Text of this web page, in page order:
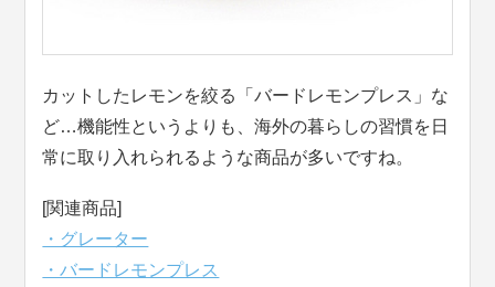
カットしたレモンを絞る「バードレモンプレス」な
ど…機能性というよりも、海外の暮らしの習慣を日
常に取り入れられるような商品が多いですね。
[関連商品]
・グレーター
・バードレモンプレス